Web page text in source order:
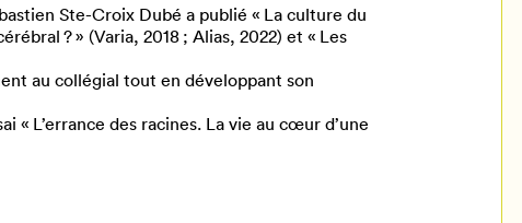
Ste-Croix Dubé a publié « La culture du
? » (Varia, 2018 ; Alias, 2022) et « Les
au collégial tout en développant son
« L’errance des racines. La vie au cœur d’une